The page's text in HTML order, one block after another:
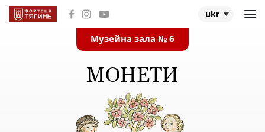
Головна
Музейні зали
ukr
Музейна зала № 6
МОНЕТИ